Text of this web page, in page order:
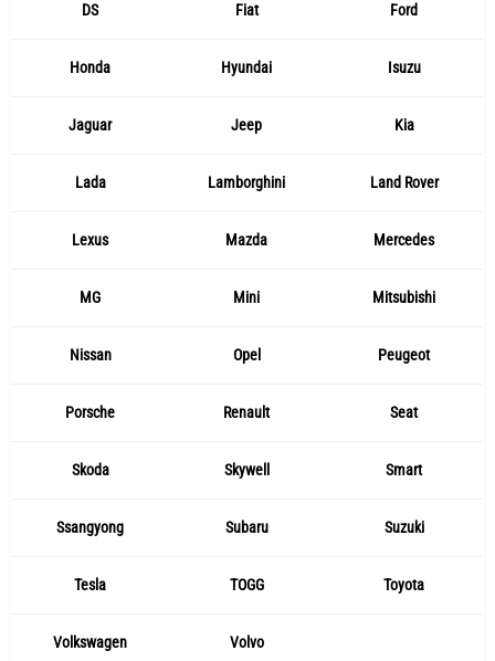
DS Fiat Ford
Honda Hyundai Isuzu
Jaguar Jeep Kia
Lada Lamborghini Land Rover
Lexus Mazda Mercedes
MG Mini Mitsubishi
Nissan Opel Peugeot
Porsche Renault Seat
Skoda Skywell Smart
Ssangyong Subaru Suzuki
Tesla TOGG Toyota
Volkswagen Volvo